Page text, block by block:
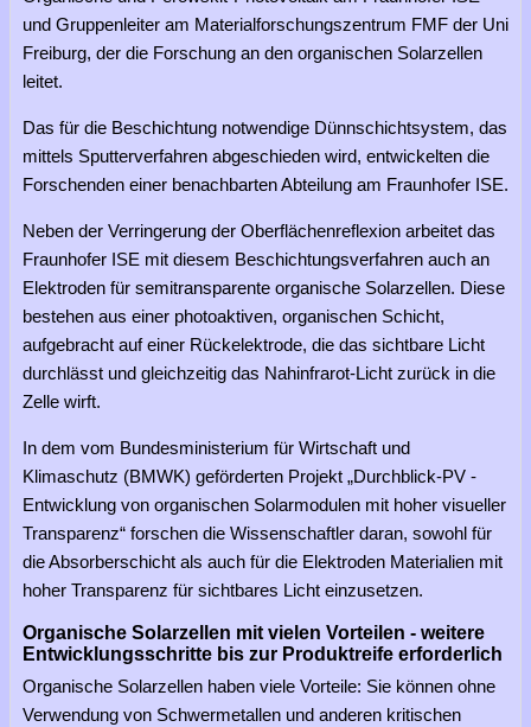
und Gruppenleiter am Materialforschungszentrum FMF der Uni
Freiburg, der die Forschung an den organischen Solarzellen
leitet.
Das für die Beschichtung notwendige Dünnschichtsystem, das
mittels Sputterverfahren abgeschieden wird, entwickelten die
Forschenden einer benachbarten Abteilung am Fraunhofer ISE.
Neben der Verringerung der Oberflächenreflexion arbeitet das
Fraunhofer ISE mit diesem Beschichtungsverfahren auch an
Elektroden für semitransparente organische Solarzellen. Diese
bestehen aus einer photoaktiven, organischen Schicht,
aufgebracht auf einer Rückelektrode, die das sichtbare Licht
durchlässt und gleichzeitig das Nahinfrarot-Licht zurück in die
Zelle wirft.
In dem vom Bundesministerium für Wirtschaft und
Klimaschutz (BMWK) geförderten Projekt „Durchblick-PV -
Entwicklung von organischen Solarmodulen mit hoher visueller
Transparenz“ forschen die Wissenschaftler daran, sowohl für
die Absorberschicht als auch für die Elektroden Materialien mit
hoher Transparenz für sichtbares Licht einzusetzen.
Organische Solarzellen mit vielen Vorteilen - weitere
Entwicklungsschritte bis zur Produktreife erforderlich
Organische Solarzellen haben viele Vorteile: Sie können ohne
Verwendung von Schwermetallen und anderen kritischen